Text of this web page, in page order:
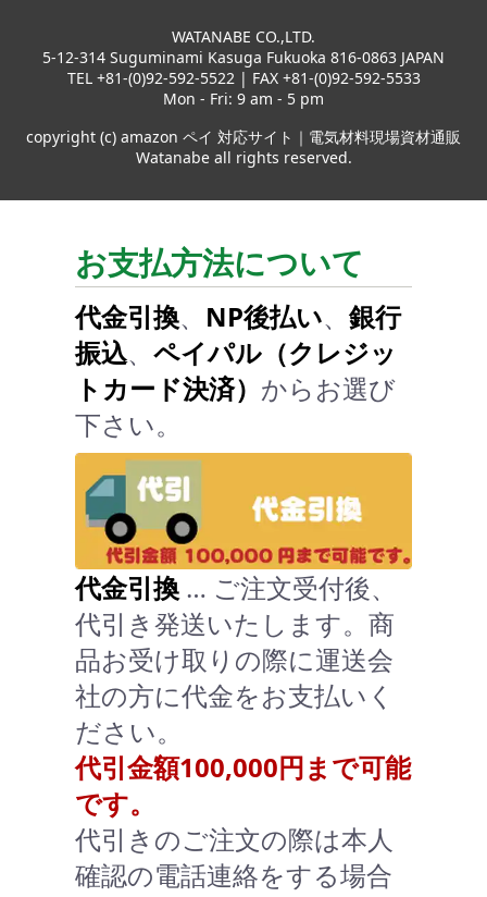
WATANABE CO.,LTD.
5-12-314 Suguminami Kasuga Fukuoka 816-0863 JAPAN
TEL +81-(0)92-592-5522 | FAX +81-(0)92-592-5533
Mon - Fri: 9 am - 5 pm
copyright (c) amazon ペイ 対応サイト｜電気材料現場資材通販
Watanabe all rights reserved.
お支払方法について
代金引換、 NP後払い、 銀行
振込、 ペイパル（クレジッ
トカード決済） からお選び
下さい。
代金引換 … ご注文受付後、
代引き発送いたします。商
品お受け取りの際に運送会
社の方に代金をお支払いく
ださい。
代引金額100,000円まで可能
です。
代引きのご注文の際は本人
確認の電話連絡をする場合